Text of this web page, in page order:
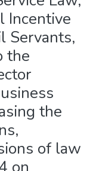
Incentive
Servants,
the
the
of law